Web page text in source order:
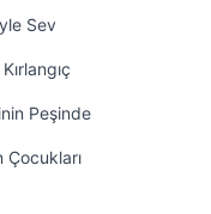
Sev
Peşinde
Çocukları